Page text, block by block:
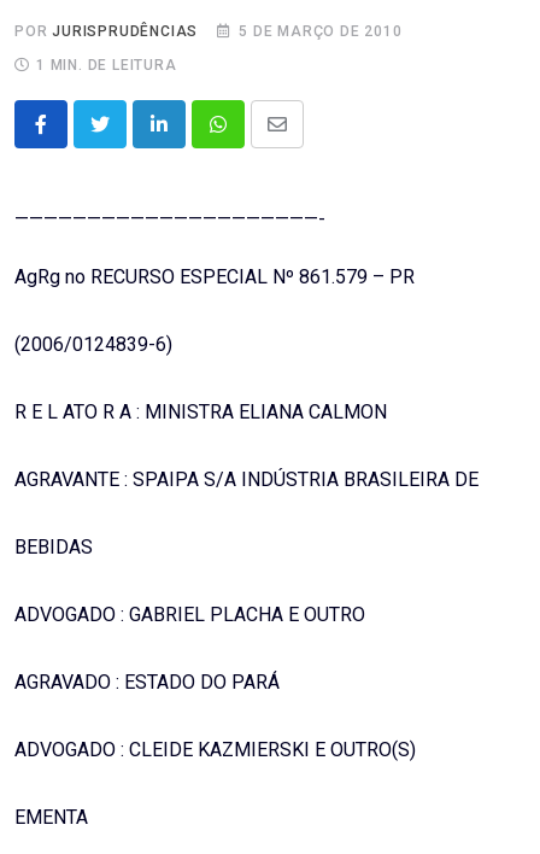
PORJURISPRUDÊNCIAS
5 DE MARÇO DE 2010
1 MIN. DE LEITURA
LinkedInWhatsappShare
—————————————————————-
AgRg no RECURSO ESPECIAL Nº 861.579 – PR
(2006/0124839-6)
R E L ATO R A : MINISTRA ELIANA CALMON
AGRAVANTE : SPAIPA S/A INDÚSTRIA BRASILEIRA DE
BEBIDAS
ADVOGADO : GABRIEL PLACHA E OUTRO
AGRAVADO : ESTADO DO PARÁ
ADVOGADO : CLEIDE KAZMIERSKI E OUTRO(S)
EMENTA